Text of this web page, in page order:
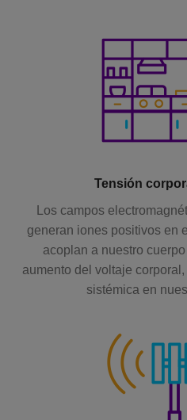
Tensión
Los campos
generan iones positivos en
acoplan a nuestro
aumento del voltaje
sistémica en